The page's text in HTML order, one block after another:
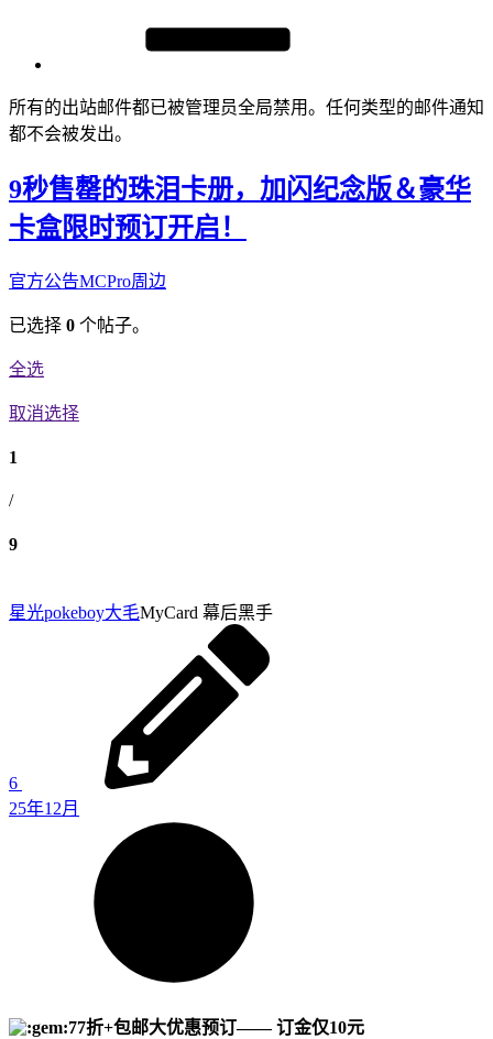
所有的出站邮件都已被管理员全局禁用。任何类型的邮件通知
都不会被发出。
9秒售罄的珠泪卡册，加闪纪念版＆豪华
卡盒限时预订开启！
官方公告MCPro周边
已选择 0 个帖子。
全选
取消选择
1
/
9
星光pokeboy大毛MyCard 幕后黑手
6
25年12月
77折+包邮大优惠预订—— 订金仅10元